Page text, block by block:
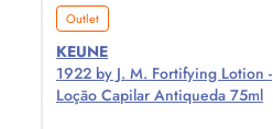
Outlet
KEUNE
1922 by J. M. Fortifying Lotion -
Loção Capilar Antiqueda 75ml